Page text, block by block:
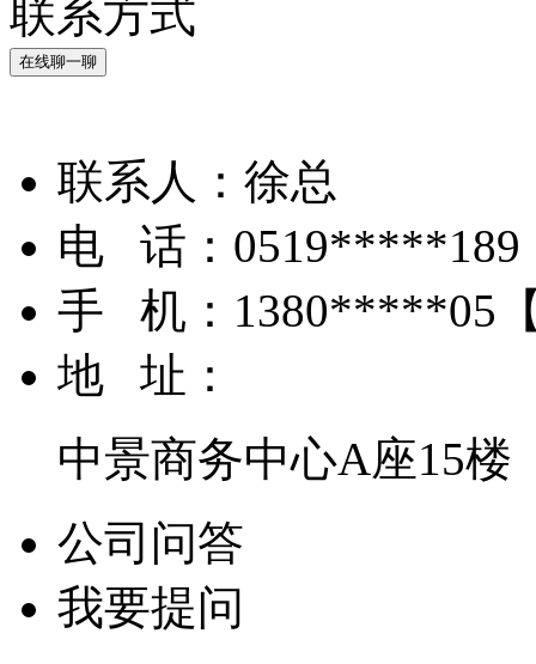
联系方式
在线聊一聊
联系人： 徐总
电 话： 0519*****189
手 机： 1380*****05
地 址：
中景商务中心A座15楼
公司问答
我要提问